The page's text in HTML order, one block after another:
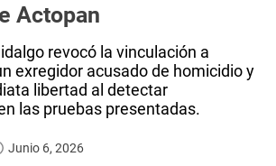
Actopan
revocó la vinculación a
exregidor acusado de homicidio y
libertad al detectar
las pruebas presentadas.
Junio 6, 2026